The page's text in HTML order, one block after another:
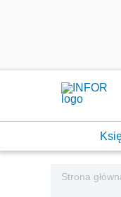
Strona